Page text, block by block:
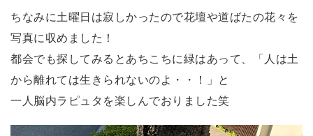
ちなみに土曜日は寂しかったので花壇や道ばたの花々を
写真に収めました！
都会でも探してみるとあちこちに緑はあって、「人は土
から離れては生きられないのよ・・！」と
一人脳内ラピュタを楽しんでおりました笑